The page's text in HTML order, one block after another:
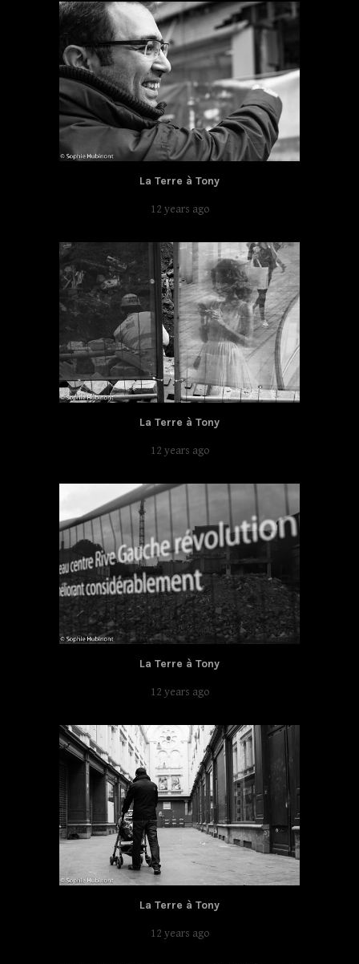
La Terre à Tony
12 years ago
La Terre à Tony
12 years ago
La Terre à Tony
12 years ago
La Terre à Tony
12 years ago